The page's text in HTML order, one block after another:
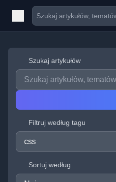
Szukaj artykułów
Filtruj według tagu
Sortuj według